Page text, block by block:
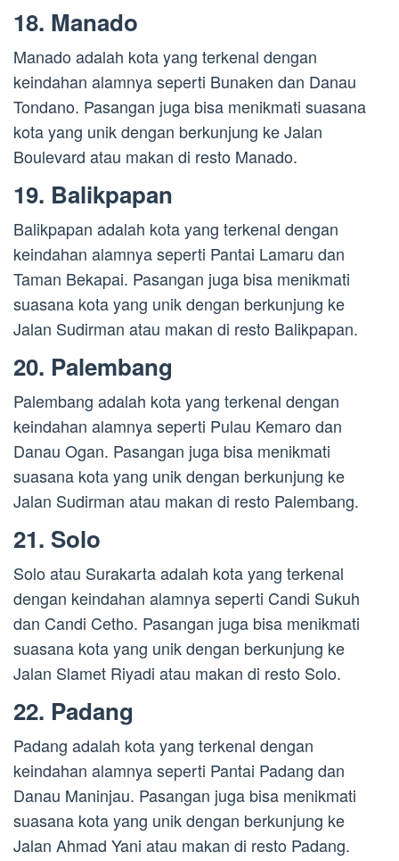
18. Manado
Manado adalah kota yang terkenal dengan
keindahan alamnya seperti Bunaken dan Danau
Tondano. Pasangan juga bisa menikmati suasana
kota yang unik dengan berkunjung ke Jalan
Boulevard atau makan di resto Manado.
19. Balikpapan
Balikpapan adalah kota yang terkenal dengan
keindahan alamnya seperti Pantai Lamaru dan
Taman Bekapai. Pasangan juga bisa menikmati
suasana kota yang unik dengan berkunjung ke
Jalan Sudirman atau makan di resto Balikpapan.
20. Palembang
Palembang adalah kota yang terkenal dengan
keindahan alamnya seperti Pulau Kemaro dan
Danau Ogan. Pasangan juga bisa menikmati
suasana kota yang unik dengan berkunjung ke
Jalan Sudirman atau makan di resto Palembang.
21. Solo
Solo atau Surakarta adalah kota yang terkenal
dengan keindahan alamnya seperti Candi Sukuh
dan Candi Cetho. Pasangan juga bisa menikmati
suasana kota yang unik dengan berkunjung ke
Jalan Slamet Riyadi atau makan di resto Solo.
22. Padang
Padang adalah kota yang terkenal dengan
keindahan alamnya seperti Pantai Padang dan
Danau Maninjau. Pasangan juga bisa menikmati
suasana kota yang unik dengan berkunjung ke
Jalan Ahmad Yani atau makan di resto Padang.